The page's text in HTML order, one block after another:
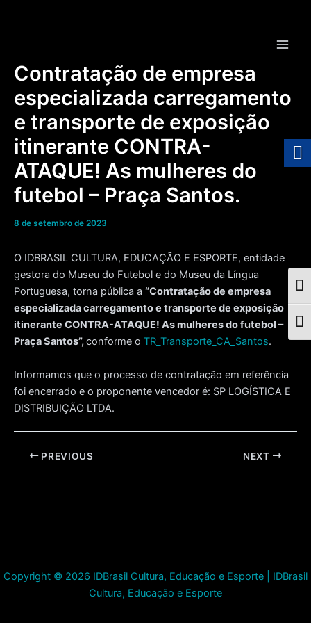
Contratação de empresa
especializada carregamento
e transporte de exposição
itinerante CONTRA-
ATAQUE! As mulheres do
futebol – Praça Santos.
8 de setembro de 2023
O IDBRASIL CULTURA, EDUCAÇÃO E ESPORTE, entidade
gestora do Museu do Futebol e do Museu da Língua
Portuguesa, torna pública a “Contratação de empresa
especializada carregamento e transporte de exposição
itinerante CONTRA-ATAQUE! As mulheres do futebol –
Praça Santos”,conforme o TR_Transporte_CA_Santos.
Informamos que o processo de contratação em referência
foi encerrado e o proponente vencedor é: SP LOGÍSTICA E
DISTRIBUIÇÃO LTDA.
Post PREVIOUS NEXT
Copyright © 2026 IDBrasil Cultura, Educação e Esporte | IDBrasil
Cultura, Educação e Esporte